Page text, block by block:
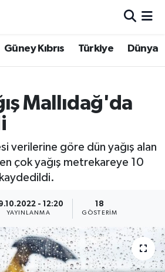
Güney Kıbrıs Türkiye Dünya
Mallıdağ'da
verilerine göre dün yağış alan
çok yağış metrekareye 10
kaydedildi.
- 12:20
YAYINLANMA
18
GÖSTERIM
Durumu ve Fikstür